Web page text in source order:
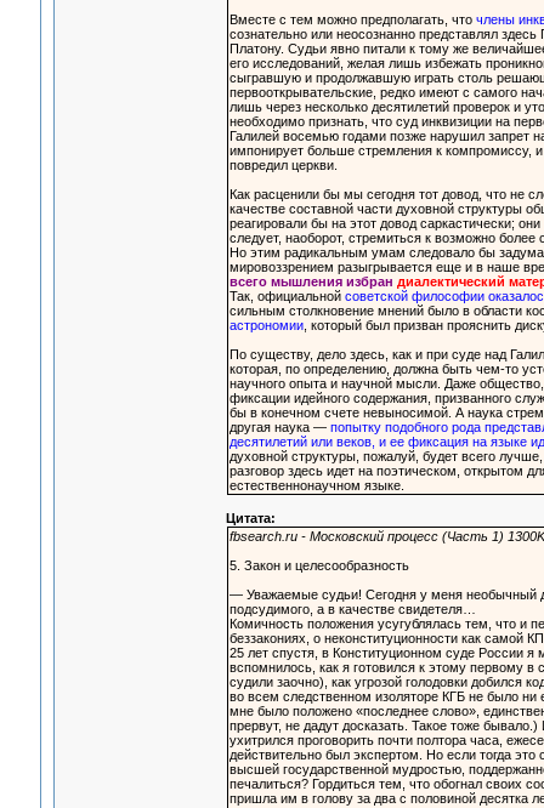
Вместе с тем можно предполагать, что члены
сознательно или неосознанно представлял
Платону. Судьи явно питали к тому же
его исследований, желая лишь избежать
сыгравшую и продолжавшую играть столь
первооткрывательские, редко имеют с самого
лишь через несколько десятилетий проверок и
необходимо признать, что суд инквизиции на
Галилей восемью годами позже нарушил запрет
импонирует больше стремления к компромиссу,
повредил церкви.
Как расценили бы мы сегодня тот довод, что не
качестве составной части духовной структуры
реагировали бы на этот довод саркастически;
следует, наоборот, стремиться к возможно
Но этим радикальным умам следовало бы
мировоззрением разыгрывается еще и в наше
всего мышления избран диалектический
Так, официальной советской философии
сильным столкновение мнений было в области
астрономии, который был призван прояснить
По существу, дело здесь, как и при суде над
которая, по определению, должна быть чем-то
научного опыта и научной мысли. Даже
фиксации идейного содержания, призванного
бы в конечном счете невыносимой. А наука
другая наука — попытку подобного рода
десятилетий или веков, и ее фиксация на языке
духовной структуры, пожалуй, будет всего
разговор здесь идет на поэтическом, открытом
естественнонаучном языке.
Цитата:
fbsearch.ru - Московский процесс (Часть 1)
5. Закон и целесообразность
— Уважаемые судьи! Сегодня у меня необычный
подсудимого, а в качестве свидетеля…
Комичность положения усугублялась тем, что и
беззакониях, о неконституционности как самой
25 лет спустя, в Конституционном суде России
вспомнилось, как я готовился к этому первому
судили заочно), как угрозой голодовки добился
во всем следственном изоляторе КГБ не было ни
мне было положено «последнее слово»,
прервут, не дадут досказать. Такое тоже
ухитрился проговорить почти полтора часа,
действительно был экспертом. Но если тогда
высшей государственной мудростью,
печалиться? Гордиться тем, что обогнал своих
пришла им в голову за два с половиной десятка